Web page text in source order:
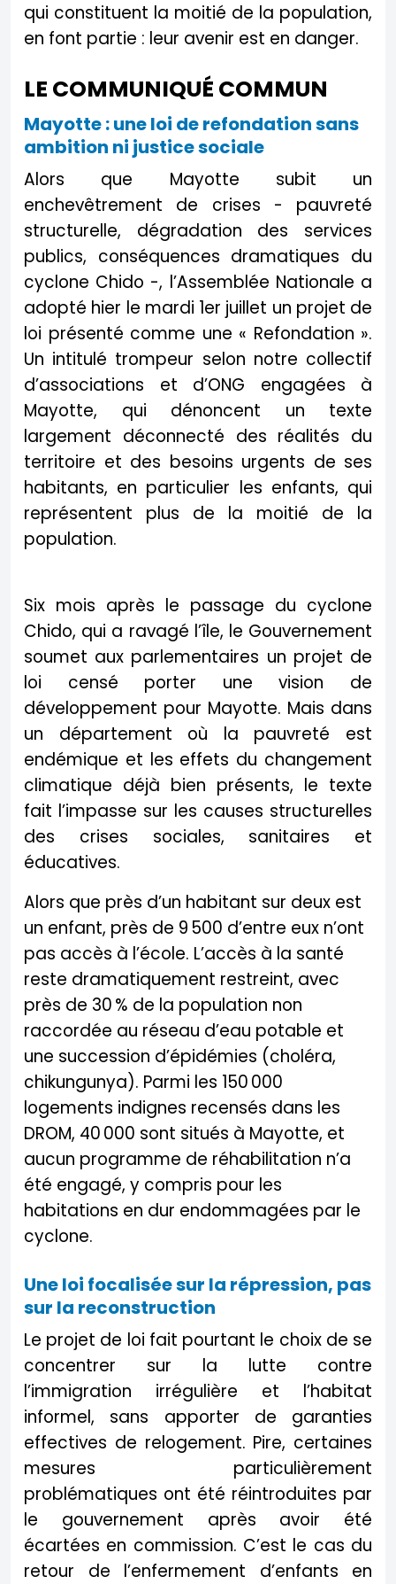
qui constituent la moitié de la population,
en font partie : leur avenir est en danger.
LE COMMUNIQUÉ COMMUN
Mayotte : une loi de refondation sans
ambition ni justice sociale
Alors que Mayotte subit un
enchevêtrement de crises - pauvreté
structurelle, dégradation des services
publics, conséquences dramatiques du
cyclone Chido -, l’Assemblée Nationale a
adopté hier le mardi 1er juillet un projet de
loi présenté comme une « Refondation ».
Un intitulé trompeur selon notre collectif
d’associations et d’ONG engagées à
Mayotte, qui dénoncent un texte
largement déconnecté des réalités du
territoire et des besoins urgents de ses
habitants, en particulier les enfants, qui
représentent plus de la moitié de la
population.
Six mois après le passage du cyclone
Chido, qui a ravagé l’île, le Gouvernement
soumet aux parlementaires un projet de
loi censé porter une vision de
développement pour Mayotte. Mais dans
un département où la pauvreté est
endémique et les effets du changement
climatique déjà bien présents, le texte
fait l’impasse sur les causes structurelles
des crises sociales, sanitaires et
éducatives.
Alors que près d’un habitant sur deux est
un enfant, près de 9 500 d’entre eux n’ont
pas accès à l’école. L’accès à la santé
reste dramatiquement restreint, avec
près de 30 % de la population non
raccordée au réseau d’eau potable et
une succession d’épidémies (choléra,
chikungunya). Parmi les 150 000
logements indignes recensés dans les
DROM, 40 000 sont situés à Mayotte, et
aucun programme de réhabilitation n’a
été engagé, y compris pour les
habitations en dur endommagées par le
cyclone.
Une loi focalisée sur la répression, pas
sur la reconstruction
Le projet de loi fait pourtant le choix de se
concentrer sur la lutte contre
l’immigration irrégulière et l’habitat
informel, sans apporter de garanties
effectives de relogement. Pire, certaines
mesures particulièrement
problématiques ont été réintroduites par
le gouvernement après avoir été
écartées en commission. C’est le cas du
retour de l’enfermement d’enfants en